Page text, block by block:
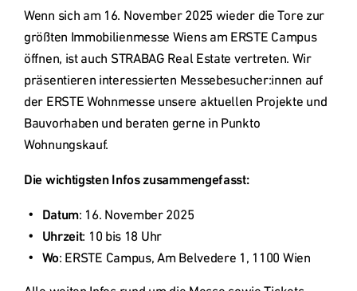
Österreich
Deutschland
Österreich
republika
Polska
Wenn sich am 16. November 2025 wieder die Tore zur
größten Immobilienmesse Wiens am ERSTE Campus
öffnen, ist auch STRABAG Real Estate vertreten. Wir
präsentieren interessierten Messebesucher:innen auf
der ERSTE Wohnmesse unsere aktuellen Projekte und
Bauvorhaben und beraten gerne in Punkto
Wohnungskauf.
Die wichtigsten Infos zusammengefasst:
Datum: 16. November 2025
Uhrzeit: 10 bis 18 Uhr
Wo